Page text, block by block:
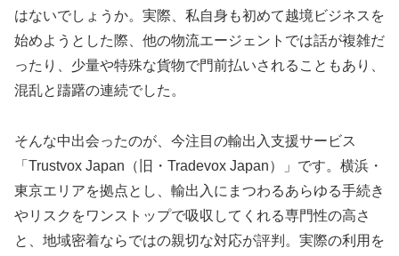
はないでしょうか。実際、私自身も初めて越境ビジネスを
始めようとした際、他の物流エージェントでは話が複雑だ
ったり、少量や特殊な貨物で門前払いされることもあり、
混乱と躊躇の連続でした。
そんな中出会ったのが、今注目の輸出入支援サービス
「Trustvox Japan（旧・Tradevox Japan）」です。横浜・
東京エリアを拠点とし、輸出入にまつわるあらゆる手続き
やリスクをワンストップで吸収してくれる専門性の高さ
と、地域密着ならではの親切な対応が評判。実際の利用を